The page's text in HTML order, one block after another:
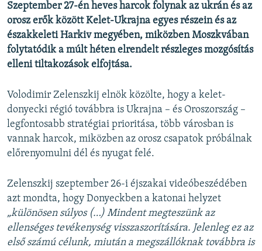
Valamennyi RFE/RL weboldal
Szeptember 27-én heves harcok folynak az ukrán és az
orosz erők között Kelet-Ukrajna egyes részein és az
északkeleti Harkiv megyében, miközben Moszkvában
folytatódik a múlt héten elrendelt részleges mozgósítás
elleni tiltakozások elfojtása.
Volodimir Zelenszkij elnök közölte, hogy a kelet-
donyecki régió továbbra is Ukrajna – és Oroszország –
legfontosabb stratégiai prioritása, több városban is
vannak harcok, miközben az orosz csapatok próbálnak
előrenyomulni dél és nyugat felé.
Zelenszkij szeptember 26-i éjszakai videóbeszédében
azt mondta, hogy Donyeckben a katonai helyzet
„különösen súlyos (…) Mindent megteszünk az
ellenséges tevékenység visszaszorítására. Jelenleg ez az
első számú célunk, miután a megszállóknak továbbra is